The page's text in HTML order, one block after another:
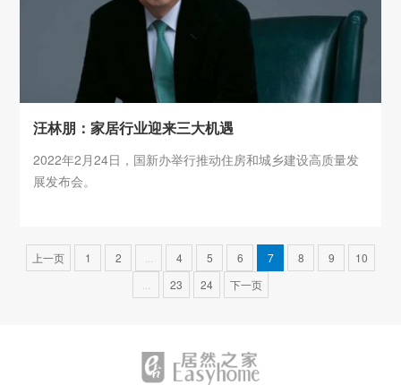
汪林朋：家居行业迎来三大机遇
2022年2月24日，国新办举行推动住房和城乡建设高质量发
展发布会。
上一页 1 2 4 5 6 7 8 9
10
23 24 下一页